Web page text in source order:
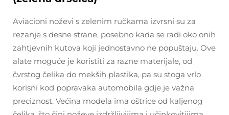
Aviacioni noževi s zelenim ručkama izvrsni su za
rezanje s desne strane, posebno kada se radi oko onih
zahtjevnih kutova koji jednostavno ne popuštaju. Ove
alate moguće je koristiti za razne materijale, od
čvrstog čelika do mekših plastika, pa su stoga vrlo
korisni kod popravaka automobila gdje je važna
preciznost. Većina modela ima oštrice od kaljenog